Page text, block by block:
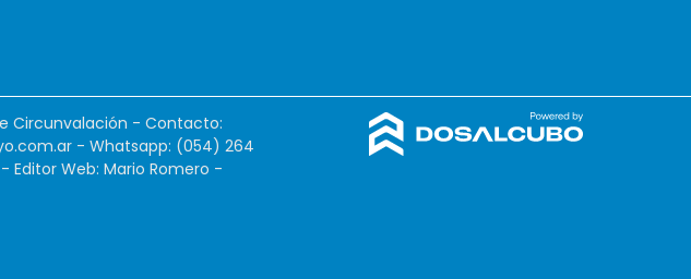
Circunvalación - Contacto:
- Whatsapp: (054) 264
Editor Web: Mario Romero -